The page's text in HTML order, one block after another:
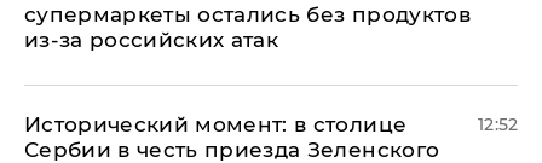
супермаркеты остались без продуктов
из-за российских атак
Исторический момент: в столице
Сербии в честь приезда Зеленского
12:52